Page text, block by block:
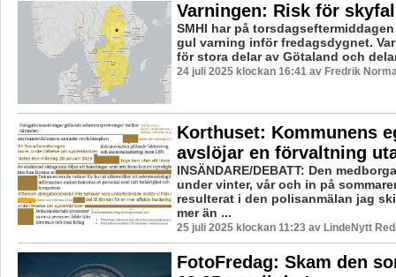
Varningen: Risk för
SMHI har på
gul varning inför fredagsdygnet.
för stora delar av Götaland och
24 juli 2025 klockan 16:41 av Fredrik
Korthuset: Kommunens
avslöjar en förvaltning
INSÄNDARE/DEBATT: Den
under vinter, vår och in på
resulterat i den polisanmälan jag
mer än ...
25 juli 2025 klockan 11:23 av LindeNytt
FotoFredag: Skam den